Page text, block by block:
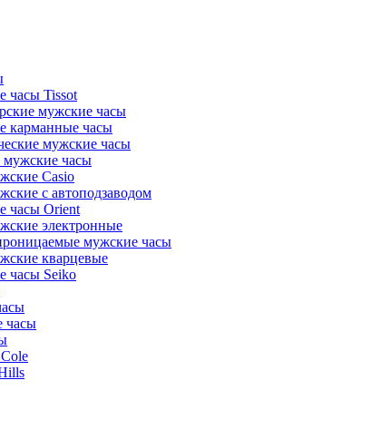
часы Tissot
мужские часы
карманные часы
мужские часы
мужские часы
Casio
с автоподзаводом
часы Orient
электронные
мужские часы
кварцевые
часы Seiko
часы